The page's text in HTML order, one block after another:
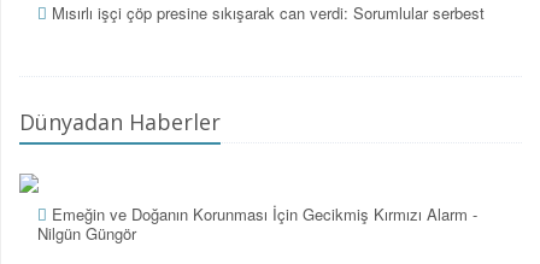
Mısırlı işçi çöp presine sıkışarak can verdi: Sorumlular serbest
Dünyadan Haberler
Emeğin ve Doğanın Korunması İçin Gecikmiş Kırmızı Alarm -
Nilgün Güngör